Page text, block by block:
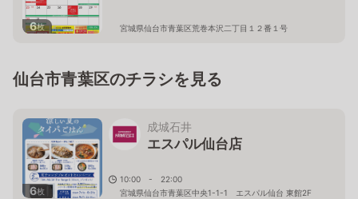
6枚 宮城県仙台市青葉区荒巻本沢二丁目１２番１号
仙台市青葉区のチラシを見る
6枚
成城石井
エスパル仙台店
10:00 - 22:00
宮城県仙台市青葉区中央1-1-1 エスパル仙台 東館2F